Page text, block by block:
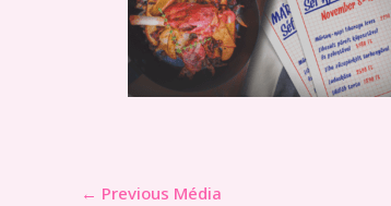
← Previous Média